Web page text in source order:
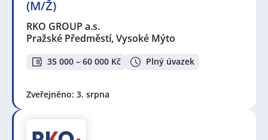
(M/Ž)
RKO GROUP a.s.
Pražské Předměstí, Vysoké Mýto
35 000 – 60 000 Kč Plný úvazek
Zveřejněno: 3. srpna